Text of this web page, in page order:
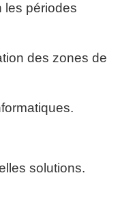
les périodes
des zones de
solutions.